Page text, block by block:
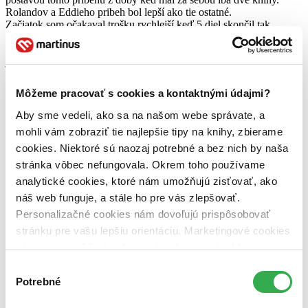
Môžeme pracovať s cookies a kontaktnými údajmi?
Aby sme vedeli, ako sa na našom webe správate, a
mohli vám zobraziť tie najlepšie tipy na knihy, zbierame
cookies. Niektoré sú naozaj potrebné a bez nich by naša
stránka vôbec nefungovala. Okrem toho používame
analytické cookies, ktoré nám umožňujú zisťovať, ako
náš web funguje, a stále ho pre vás zlepšovať.
Personalizačné cookies nám dovoľujú prispôsobovať
stránku pre vašu lepšiu orientáciu. Marketingové cookies
nám zas umožňujú zobrazenie relevantnej reklamy.
nám pomohlo, keby sme mohli používať všetky tieto
súhlasu
Potrebné
Rolandov a Eddieho pribeh bol lepší ako tie ostatné.
Začiatok som očakaval trošku rychlejší keď 5 diel skončil tak
napínavo.
Tato kniha trošku zmenila môj pohlad na Kinga (musím si prečítať
jeho knihu o písani :D) kedže sa opísal v období svojho
Najviac sa mi na celej knihe páčili jeho zápiski na konci.
Teraz hurá do finále!
Čítať viac
Temná veža 6: Susannina pieseň